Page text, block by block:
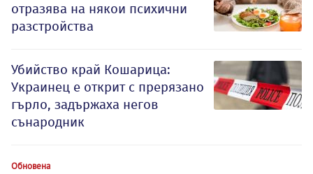
отразява на някои психични
разстройства
Убийство край Кошарица:
Украинец е открит с прерязано
гърло, задържаха негов
сънародник
Обновена